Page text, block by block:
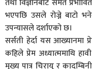
तथा विज्ञानबाट समेत
भएपछि उसले रोज्ने बाटो
उपन्यासले दर्शाएको छ।
सर्सती हेर्दा यस आख्यानमा
कहिले प्रेम अध्यात्ममाथि
मुख्य पात्र चिरायु र